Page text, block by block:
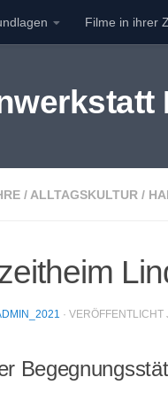
springen Filme in ihrer
/ ALLTAGSKULTUR /
· VERÖFFENTLICHT